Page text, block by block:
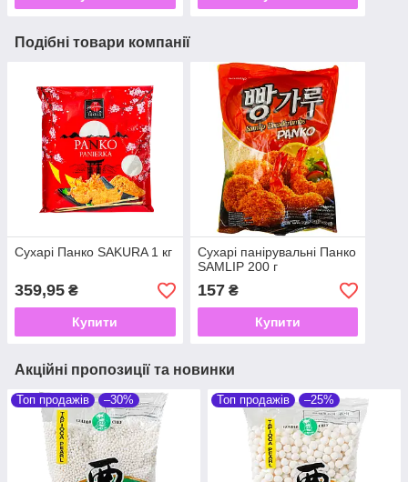
Подібні товари компанії
Сухарі Панко SAKURA 1 кг
359,95 ₴
Купити
Сухарі панірувальні Панко
SAMLIP 200 г
157₴
Купити
Акційні пропозиції та новинки
Топ продажів –30% Топ продажів –25%